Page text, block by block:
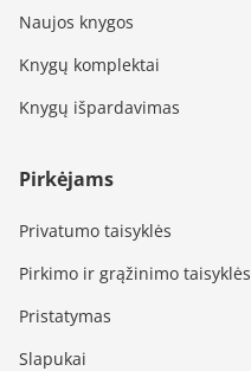
Naujos knygos
Knygų komplektai
Knygų išpardavimas
Pirkėjams
Privatumo taisyklės
Pirkimo ir grąžinimo taisyklės
Pristatymas
Slapukai